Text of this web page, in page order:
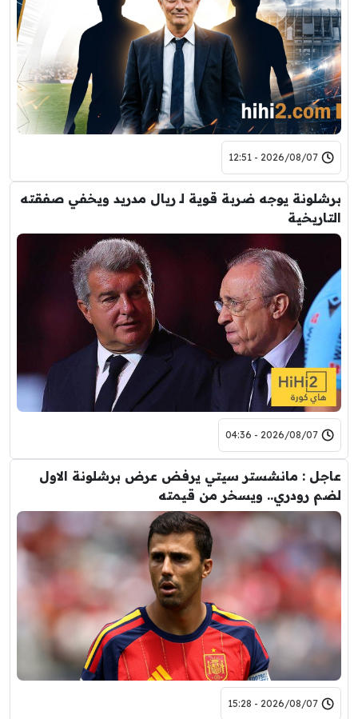
2026/08/07 - 12:51
برشلونة يوجه ضربة قوية لـ ريال مدريد ويخفي صفقته
التاريخية
2026/08/07 - 04:36
عاجل : مانشستر سيتي يرفض عرض برشلونة الاول
لضم رودري.. ويسخر من قيمته
2026/08/07 - 15:28